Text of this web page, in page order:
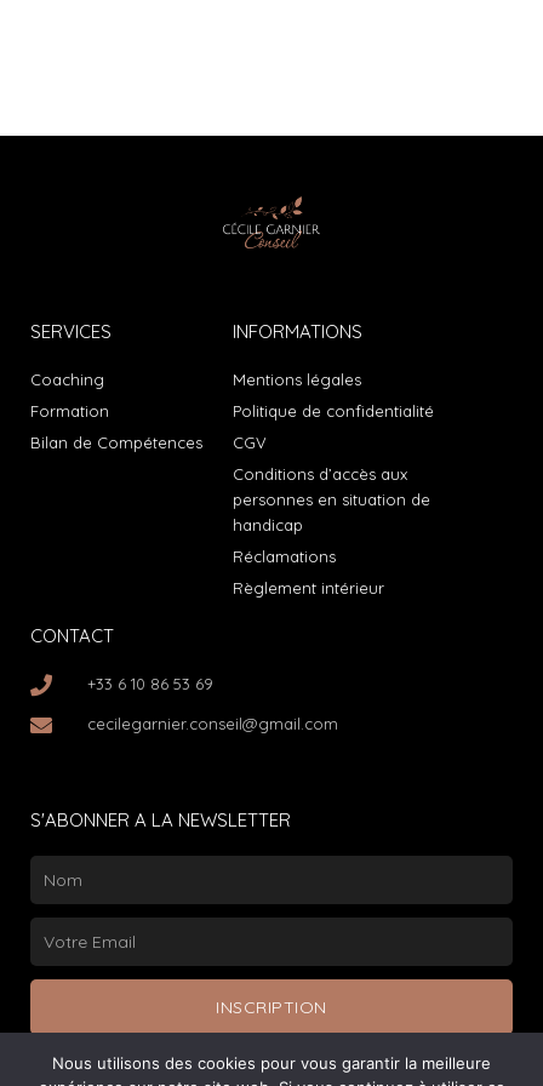
SERVICES
Coaching
Formation
Bilan de Compétences
INFORMATIONS
Mentions légales
Politique de confidentialité
CGV
Conditions d’accès aux
personnes en situation de
handicap
Réclamations
Règlement intérieur
CONTACT
+33 6 10 86 53 69
cecilegarnier.conseil@gmail.com
S'ABONNER A LA NEWSLETTER
INSCRIPTION
Nous utilisons des cookies pour vous garantir la meilleure